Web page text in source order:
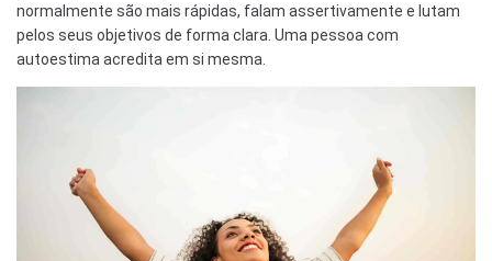
normalmente são mais rápidas, falam assertivamente e lutam
pelos seus objetivos de forma clara. Uma pessoa com
autoestima acredita em si mesma.